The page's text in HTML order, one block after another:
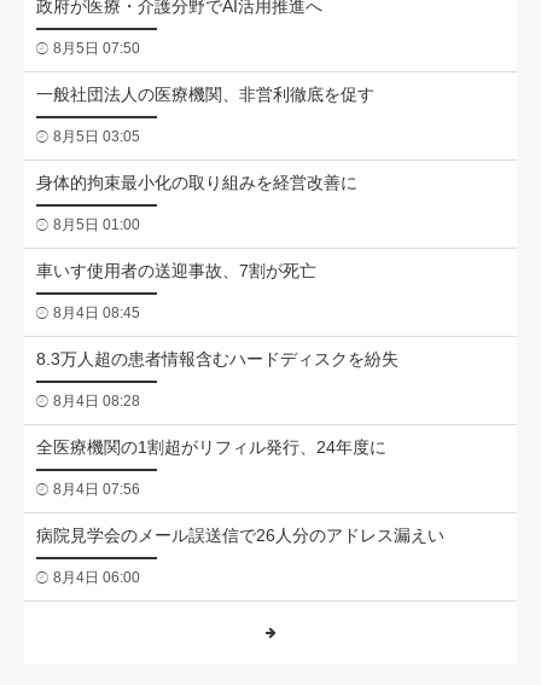
政府が医療・介護分野でAI活用推進へ
8月5日 07:50
一般社団法人の医療機関、非営利徹底を促す
8月5日 03:05
身体的拘束最小化の取り組みを経営改善に
8月5日 01:00
車いす使用者の送迎事故、7割が死亡
8月4日 08:45
8.3万人超の患者情報含むハードディスクを紛失
8月4日 08:28
全医療機関の1割超がリフィル発行、24年度に
8月4日 07:56
病院見学会のメール誤送信で26人分のアドレス漏えい
8月4日 06:00